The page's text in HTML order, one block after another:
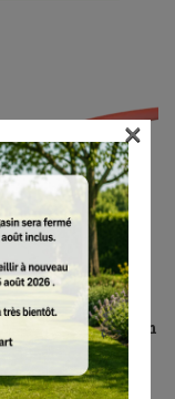
Ø 2,7 mm x 32,0 m
×